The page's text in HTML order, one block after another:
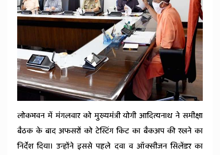
लोकभवन में मंगलवार को मुख्यमंत्री योगी आदित्यनाथ ने समीक्षा
बैठक के बाद अफसरों को टेस्टिंग किट का बैकअप की रखने का
निर्देश दिया। उन्होंने इससे पहले दवा व ऑक्सीजन सिलेंडर का